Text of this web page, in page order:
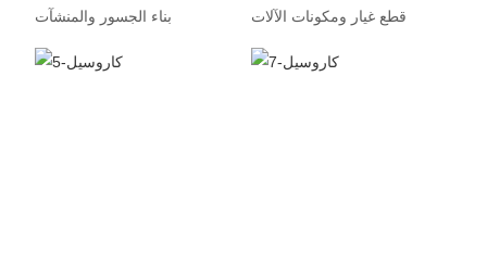
بناء الجسور والمنشآت قطع غيار ومكونات الآلات